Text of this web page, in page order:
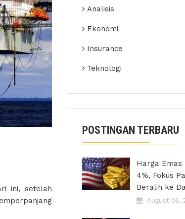
ini, setelah
Analisis
Ekonomi
Insurance
Teknologi
POSTINGAN TERBARU
Harga Emas
4%, Fokus
Beralih ke
August 06,